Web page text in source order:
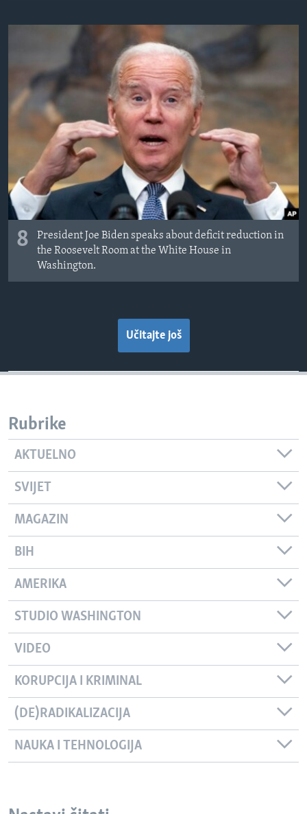
8
President Joe Biden speaks about deficit reduction in
the Roosevelt Room at the White House in
Washington.
Učitajte još
Rubrike
AKTUELNO
SVIJET
MAGAZIN
BIH
AMERIKA
STUDIO WASHINGTON
VIDEO
KORUPCIJA I KRIMINAL
(DE)RADIKALIZACIJA
NAUKA I TEHNOLOGIJA